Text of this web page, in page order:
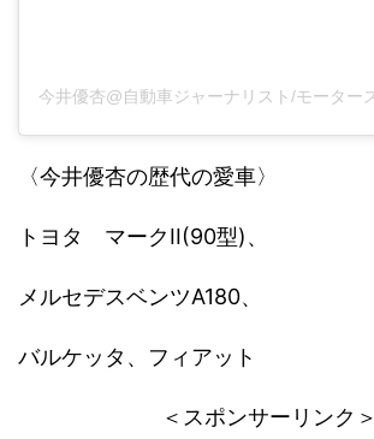
〈今井優杏の歴代の愛車〉
トヨタ マークII(90型)、
メルセデスベンツA180、
バルケッタ、フィアット
＜スポンサーリンク＞